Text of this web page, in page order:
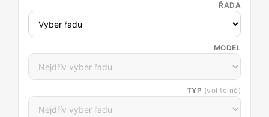
ŘADA
MODEL
TYP (volitelně)